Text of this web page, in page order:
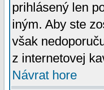
prihlásený len
iným. Aby ste
však
z internetovej
Návrat hore